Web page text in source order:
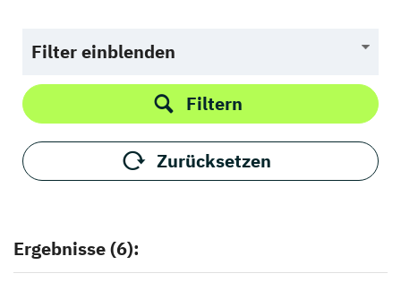
Filter einblenden
Filtern
Zurücksetzen
Ergebnisse (6):